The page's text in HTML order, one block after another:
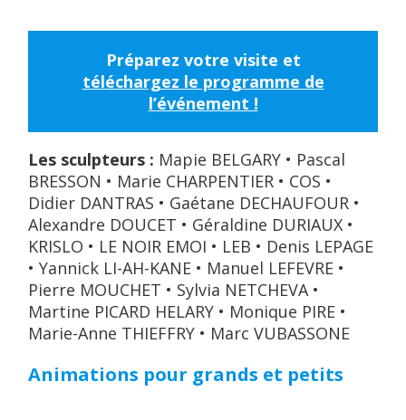
Préparez votre visite et
téléchargez le programme de
l’événement !
Les sculpteurs : Mapie BELGARY • Pascal
BRESSON • Marie CHARPENTIER • COS •
Didier DANTRAS • Gaétane DECHAUFOUR •
Alexandre DOUCET • Géraldine DURIAUX •
KRISLO • LE NOIR EMOI • LEB • Denis LEPAGE
• Yannick LI-AH-KANE • Manuel LEFEVRE •
Pierre MOUCHET • Sylvia NETCHEVA •
Martine PICARD HELARY • Monique PIRE •
Marie-Anne THIEFFRY • Marc VUBASSONE
Animations pour grands et petits